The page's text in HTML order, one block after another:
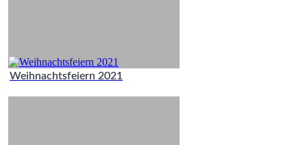
Weihnachtsfeiern 2021